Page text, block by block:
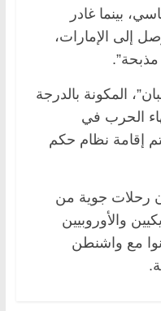
بينما غادر
إلى الإمارات،
مذبحة”.
المكونة بالدرجة
الحرب في
إقامة نظام حكم
رحلات جوية من
والأوروبيين
مع واشنطن